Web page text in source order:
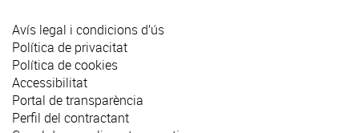
Avís legal i condicions d’ús
Política de privacitat
Política de cookies
Accessibilitat
Portal de transparència
Perfil del contractant